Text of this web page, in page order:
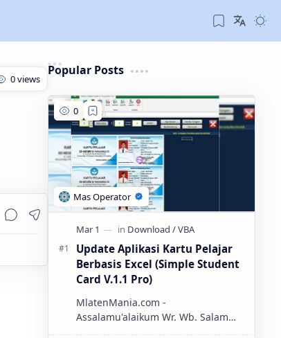
Popular Posts
Update Aplikasi Kartu Pelajar
Berbasis Excel (Simple Student
Card V.1.1 Pro)
MlatenMania.com -
Assalamu'alaikum Wr. Wb. Salam